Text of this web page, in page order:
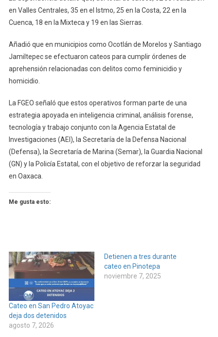
en Valles Centrales, 35 en el Istmo, 25 en la Costa, 22 en la
Cuenca, 18 en la Mixteca y 19 en las Sierras.
Añadió que en municipios como Ocotlán de Morelos y Santiago
Jamiltepec se efectuaron cateos para cumplir órdenes de
aprehensión relacionadas con delitos como feminicidio y
homicidio.
La FGEO señaló que estos operativos forman parte de una
estrategia apoyada en inteligencia criminal, análisis forense,
tecnología y trabajo conjunto con la Agencia Estatal de
Investigaciones (AEI), la Secretaría de la Defensa Nacional
(Defensa), la Secretaría de Marina (Semar), la Guardia Nacional
(GN) y la Policía Estatal, con el objetivo de reforzar la seguridad
en Oaxaca.
Me gusta esto:
Cateo en San Pedro Atoyac
deja dos detenidos
agosto 7, 2026
Detienen a tres durante
cateo en Pinotepa
noviembre 7, 2025